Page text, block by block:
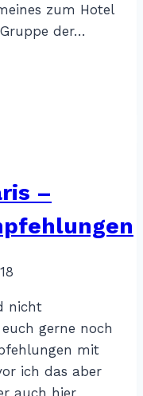
zum Hotel
der…
–
nicht
gerne noch
mit
ich das aber